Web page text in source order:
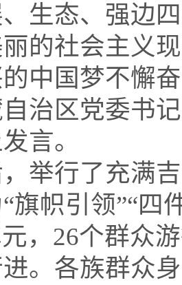
生态、强边
的社会主义
中国梦不懈
治区党委书
言。
，举行了充满
旗帜引领”“四
，26个群众
。各族群众